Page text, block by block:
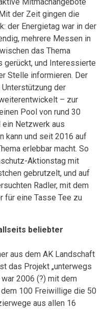
der Zeit gingen die
der Energietag war in der
mehrere Messen in
das Thema
gerückt, und Interessierte
Stelle informieren. Der
Unterstützung der
– zur
Pool von rund 30
ein Netzwerk aus
kann und seit 2016 auf
erlebbar macht. So
Aktionstag mit
gebrutzelt, und auf
Radler, mit dem
für eine Tasse Tee zu
beliebter
aus dem AK Landschaft
das Projekt „unterwegs
war 2006 (?) mit dem
100 Freiwillige die 50
aus allen 16